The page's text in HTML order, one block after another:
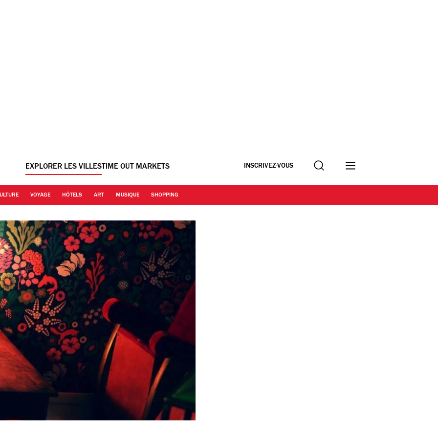
EXPLORER LES VILLESTIME OUT MARKETS INSCRIVEZ-VOUS Recherche
VOYAGE HÔTELS ART MUSIQUE SHOPPING